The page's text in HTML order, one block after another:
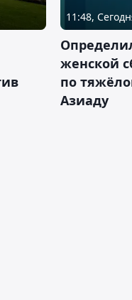
11:48,
женской
по
Азиаду